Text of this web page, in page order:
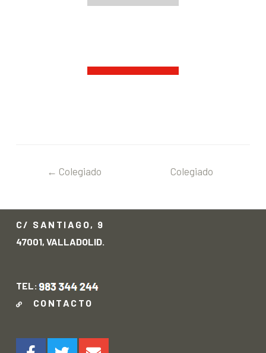
← Colegiado
Colegiado
C/ SANTIAGO, 9
47001, VALLADOLID.
TEL:
CONTACTO